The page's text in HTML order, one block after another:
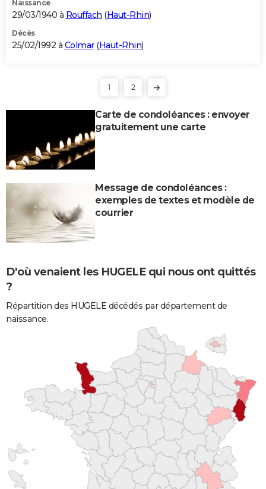
Naissance
29/03/1940 à Rouffach (Haut-Rhin)
Décès
25/02/1992 à Colmar(Haut-Rhin)
1 2
Carte de condoléances : envoyer
gratuitement une carte
Message de condoléances :
exemples de textes et modèle de
courrier
D'où venaient les HUGELE qui nous ont quittés
?
Répartition des HUGELE décédés par département de
naissance.